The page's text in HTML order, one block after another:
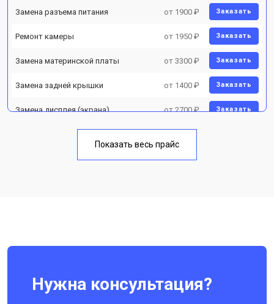
Замена разъема питания от 1900 ₽ Заказать
Ремонт камеры от 1950 ₽ Заказать
Замена материнской платы от 3300 ₽ Заказать
Замена задней крышки от 1400 ₽ Заказать
Замена дисплея (экрана) от 2700 ₽ Заказать
Замена кнопки включения от 1750 ₽
Показать весь прайс
Нужна консультация?